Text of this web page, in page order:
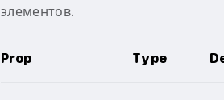
элементов.
Prop Type